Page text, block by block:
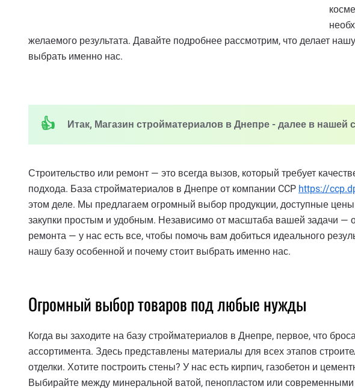
желаемого результата. Давайте подробнее рассмотрим, что делает
выбрать именно нас.
Итак, Магазин стройматериалов в Днепре - далее в нашей
Строительство или ремонт — это всегда вызов, который требует
подхода. База стройматериалов в Днепре от компании CCP https://
этом деле. Мы предлагаем огромный выбор продукции, доступные цены
закупки простым и удобным. Независимо от масштаба вашей задачи —
ремонта — у нас есть все, чтобы помочь вам добиться идеального
нашу базу особенной и почему стоит выбрать именно нас.
Огромный выбор товаров под любые нужды
Когда вы заходите на базу стройматериалов в Днепре, первое, что
ассортимента. Здесь представлены материалы для всех этапов
отделки. Хотите построить стены? У нас есть кирпич, газобетон и
Выбирайте между минеральной ватой, пенопластом или